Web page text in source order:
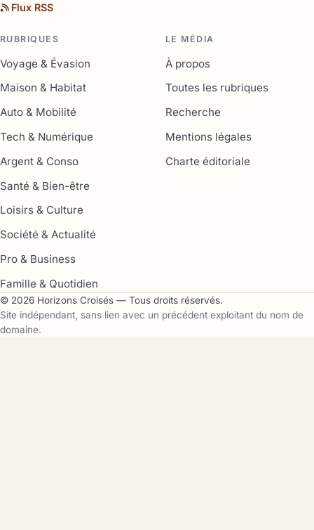
Flux RSS
RUBRIQUES
Voyage & Évasion
Maison & Habitat
Auto & Mobilité
Tech & Numérique
Argent & Conso
Santé & Bien-être
Loisirs & Culture
Société & Actualité
Pro & Business
Famille & Quotidien
LE MÉDIA
À propos
Toutes les rubriques
Recherche
Mentions légales
Charte éditoriale
© 2026 Horizons Croisés — Tous droits réservés.
Site indépendant, sans lien avec un précédent exploitant du nom de
domaine.